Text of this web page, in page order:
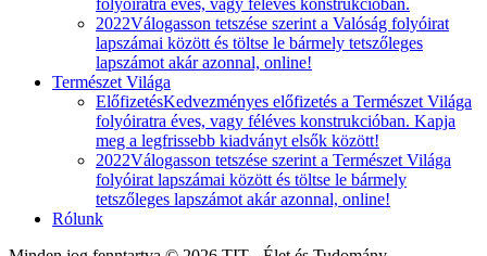
2022Válogasson tetszése szerint a Valóság folyóirat
lapszámai között és töltse le bármely tetszőleges
lapszámot akár azonnal, online!
Természet Világa
ElőfizetésKedvezményes előfizetés a Természet Világa
folyóiratra éves, vagy féléves konstrukcióban. Kapja
meg a legfrissebb kiadványt elsők között!
2022Válogasson tetszése szerint a Természet Világa
folyóirat lapszámai között és töltse le bármely
tetszőleges lapszámot akár azonnal, online!
Rólunk